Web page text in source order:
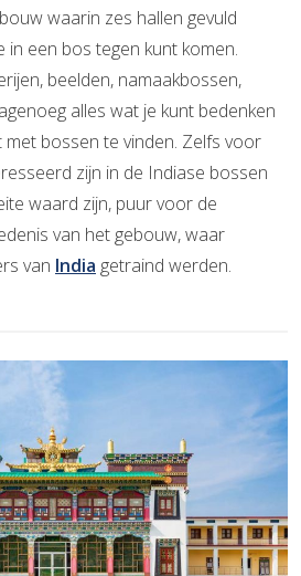
waarin zes hallen gevuld
een bos tegen kunt komen.
beelden, namaakbossen,
alles wat je kunt bedenken
bossen te vinden. Zelfs voor
zijn in de Indiase bossen
waard zijn, puur voor de
van het gebouw, waar
van India getraind werden.